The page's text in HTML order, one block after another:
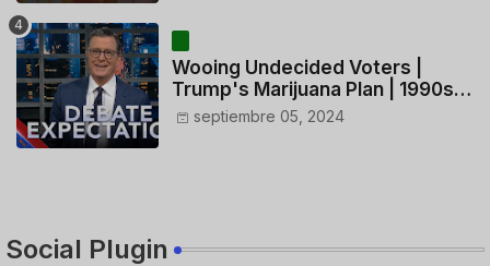
Wooing Undecided Voters |
Trump's Marijuana Plan | 1990s
Porn Expert Mark Robinson
septiembre 05, 2024
Social Plugin